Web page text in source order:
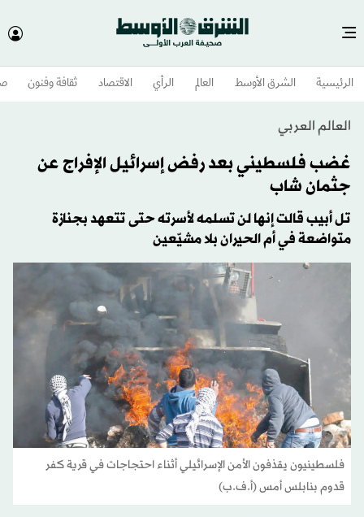
الرئيسية الشرق الأوسط​ العالم الرأي الاقتصاد ثقافة وفنون
العالم العربي
غضب فلسطيني بعد رفض إسرائيل الإفراج عن
جثمان شاب
تل أبيب قالت إنها لن تسلمه لأسرته حتى تتعهد بجنازة
متواضعة في أم الحيران بلا مشيّعين
فلسطينيون يقذفون الأمن الإسرائيلي أثناء احتجاجات في قرية كفر
قدوم بنابلس أمس (أ.ف.ب)